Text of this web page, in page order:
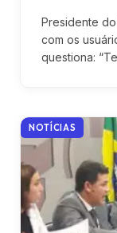
Presidente
com os
questiona:
NOTÍCIAS